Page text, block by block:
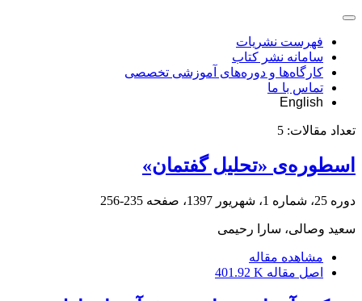
فهرست نشریات
سامانه نشر کتاب
کارگاه‌ها و دوره‌های آموزشی تخصصی
تماس با ما
English
تعداد مقالات: 5
اسطوره‌ی «تحلیل گفتمان»
دوره 25، شماره 1، شهریور 1397، صفحه 235-256
سعید وصالی، سارا رحیمی
مشاهده مقاله
اصل مقاله 401.92 K